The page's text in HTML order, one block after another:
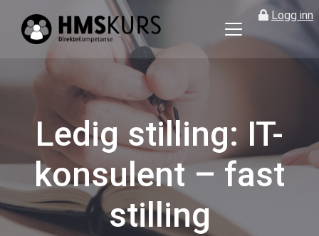
Logg inn
for
ledere
og
verneombud
Ledig stilling: IT-
konsulent – fast
stilling